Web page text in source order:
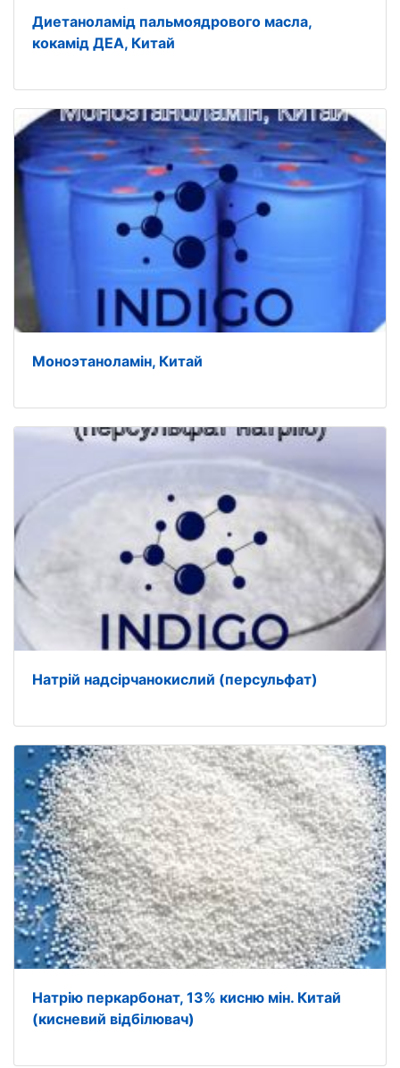
Диетаноламід пальмоядрового масла,
кокамід ДЕА, Китай
Моноэтаноламін, Китай
Натрій надсірчанокислий (персульфат)
Натрію перкарбонат, 13% кисню мін. Китай
(кисневий відбілювач)